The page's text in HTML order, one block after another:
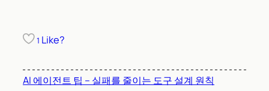
1 Like?
AI 에이전트 팁 – 실패를 줄이는 도구 설계 원칙